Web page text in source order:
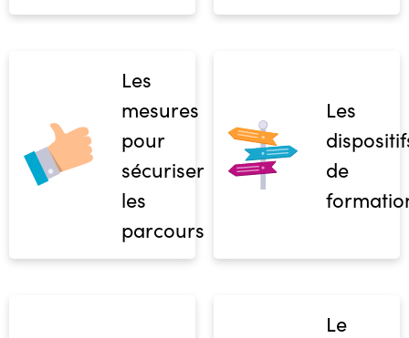
Les
mesures
pour
sécuriser
les
parcours
Les
de
Le